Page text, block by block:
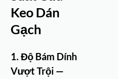
Keo Dán
Gạch
1. Độ Bám Dính
Vượt Trội —